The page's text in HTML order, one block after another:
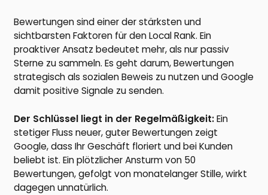
Bewertungen sind einer der stärksten und
sichtbarsten Faktoren für den Local Rank. Ein
proaktiver Ansatz bedeutet mehr, als nur passiv
Sterne zu sammeln. Es geht darum, Bewertungen
strategisch als sozialen Beweis zu nutzen und Google
damit positive Signale zu senden.
Der Schlüssel liegt in der Regelmäßigkeit:Ein
stetiger Fluss neuer, guter Bewertungen zeigt
Google, dass Ihr Geschäft floriert und bei Kunden
beliebt ist. Ein plötzlicher Ansturm von 50
Bewertungen, gefolgt von monatelanger Stille, wirkt
dagegen unnatürlich.